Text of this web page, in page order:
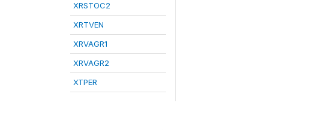
XRSTOC2
XRTVEN
XRVAGR1
XRVAGR2
XTPER